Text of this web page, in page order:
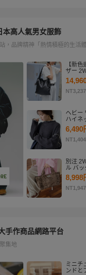
高人氣男女服飾
，品牌精神「熱情積極的生活體
【新
ザー
NT3,237
ヘビー
ハイネ
6,490
NT1,404
別注
ル バッ
8,998
NT1,947
手作商品網路平台
集地
ミニチ
ンドと